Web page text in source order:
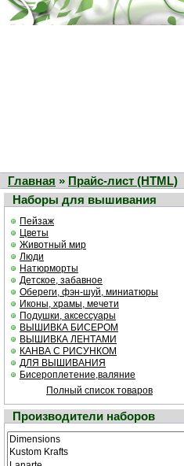
Главная » Прайс-лист (HTML)
Наборы для вышивания
Пейзаж
Цветы
Животный мир
Люди
Натюрморты
Детское, забавное
Обереги, фэн-шуй, миниатюры
Иконы, храмы, мечети
Подушки, аксессуары
ВЫШИВКА БИСЕРОМ
ВЫШИВКА ЛЕНТАМИ
КАНВА С РИСУНКОМ
ДЛЯ ВЫШИВАНИЯ
Бисероплетение,валяние
Полный список товаров
Производители наборов